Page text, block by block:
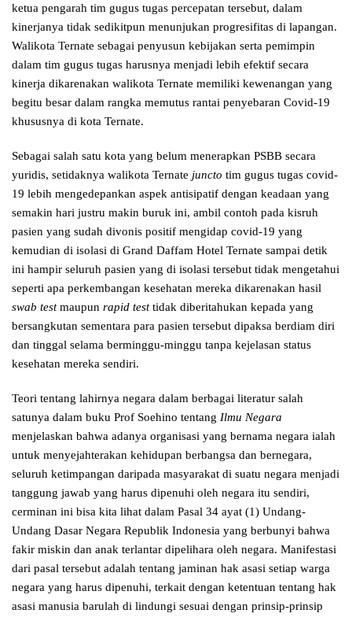
ketua pengarah tim gugus tugas percepatan tersebut, dalam
kinerjanya tidak sedikitpun menunjukan progresifitas di lapangan.
Walikota Ternate sebagai penyusun kebijakan serta pemimpin
dalam tim gugus tugas harusnya menjadi lebih efektif secara
kinerja dikarenakan walikota Ternate memiliki kewenangan yang
begitu besar dalam rangka memutus rantai penyebaran Covid-19
khususnya di kota Ternate.
Sebagai salah satu kota yang belum menerapkan PSBB secara
yuridis, setidaknya walikota Ternate juncto tim gugus tugas covid-
19 lebih mengedepankan aspek antisipatif dengan keadaan yang
semakin hari justru makin buruk ini, ambil contoh pada kisruh
pasien yang sudah divonis positif mengidap covid-19 yang
kemudian di isolasi di Grand Daffam Hotel Ternate sampai detik
ini hampir seluruh pasien yang di isolasi tersebut tidak mengetahui
seperti apa perkembangan kesehatan mereka dikarenakan hasil
swab testmaupun rapid testtidak diberitahukan kepada yang
bersangkutan sementara para pasien tersebut dipaksa berdiam diri
dan tinggal selama berminggu-minggu tanpa kejelasan status
kesehatan mereka sendiri.
Teori tentang lahirnya negara dalam berbagai literatur salah
satunya dalam buku Prof Soehino tentang Ilmu Negara
menjelaskan bahwa adanya organisasi yang bernama negara ialah
untuk menyejahterakan kehidupan berbangsa dan bernegara,
seluruh ketimpangan daripada masyarakat di suatu negara menjadi
tanggung jawab yang harus dipenuhi oleh negara itu sendiri,
cerminan ini bisa kita lihat dalam Pasal 34 ayat (1) Undang-
Undang Dasar Negara Republik Indonesia yang berbunyi bahwa
fakir miskin dan anak terlantar dipelihara oleh negara. Manifestasi
dari pasal tersebut adalah tentang jaminan hak asasi setiap warga
negara yang harus dipenuhi, terkait dengan ketentuan tentang hak
asasi manusia barulah di lindungi sesuai dengan prinsip-prinsip